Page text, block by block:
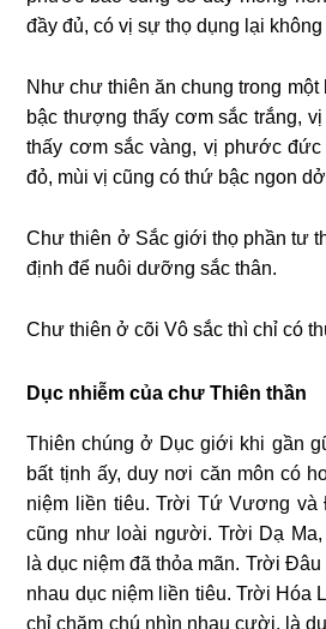
đầy đủ, có vị sự thọ dụng lại
Như chư thiên ăn chung trong
bậc thượng thấy cơm sắc trắng,
thấy cơm sắc vàng, vị phước
đỏ, mùi vị cũng có thứ bậc ngon
Chư thiên ở Sắc giới thọ phần tư
định để nuôi dưỡng sắc thân.
Chư thiên ở cõi Vô sắc thì chỉ có
Dục nhiễm của chư Thiên thần
Thiên chúng ở Dục giới khi gần
bất tịnh ấy, duy nơi căn môn có
niệm liền tiêu. Trời Tứ Vương
cũng như loài người. Trời Dạ
là dục niệm đã thỏa mãn. Trời
nhau dục niệm liền tiêu. Trời Hóa
chỉ chăm chú nhìn nhau cười, là